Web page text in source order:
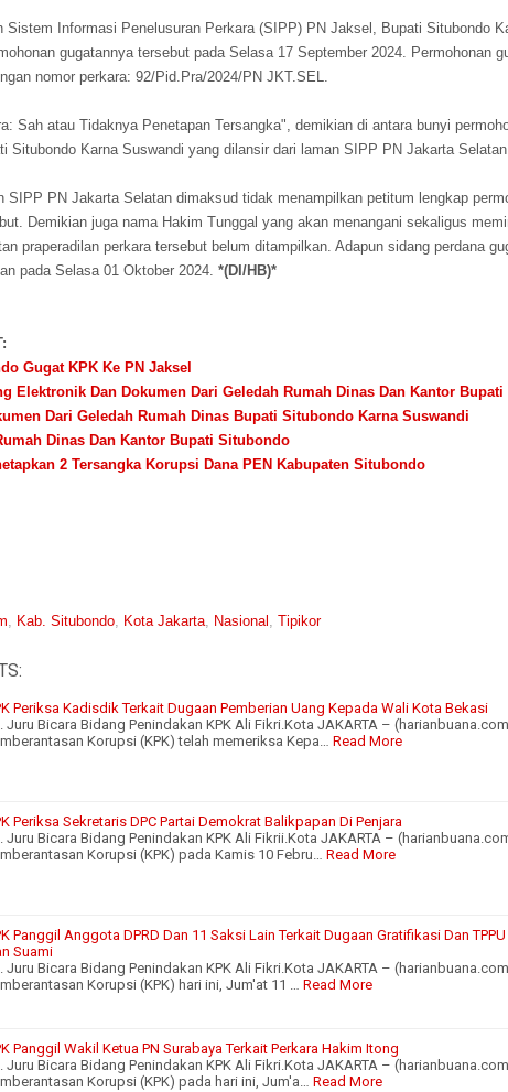
Sistem Informasi Penelusuran Perkara (SIPP) PN Jaksel, Bupati Situbondo
gugatannya tersebut pada Selasa 17 September 2024. Permohonan
nomor perkara: 92/Pid.Pra/2024/PN JKT.SEL.
Sah atau Tidaknya Penetapan Tersangka", demikian di antara bunyi
Situbondo Karna Suswandi yang dilansir dari laman SIPP PN Jakarta
SIPP PN Jakarta Selatan dimaksud tidak menampilkan petitum lengkap
Demikian juga nama Hakim Tunggal yang akan menangani sekaligus
praperadilan perkara tersebut belum ditampilkan. Adapun sidang perdana
pada Selasa 01 Oktober 2024. *(DI/HB)*
Gugat KPK Ke PN Jaksel
Elektronik Dan Dokumen Dari Geledah Rumah Dinas Dan Kantor
Dari Geledah Rumah Dinas Bupati Situbondo Karna Suswandi
Dinas Dan Kantor Bupati Situbondo
2 Tersangka Korupsi Dana PEN Kabupaten Situbondo
, Kab. Situbondo, Kota Jakarta, Nasional , Tipikor
Periksa Kadisdik Terkait Dugaan Pemberian Uang Kepada Wali Kota Bekasi
Juru Bicara Bidang Penindakan KPK Ali Fikri.Kota JAKARTA –
Korupsi (KPK) telah memeriksa Kepa… Read More
Periksa Sekretaris DPC Partai Demokrat Balikpapan Di Penjara
Juru Bicara Bidang Penindakan KPK Ali Fikrii.Kota JAKARTA –
Korupsi (KPK) pada Kamis 10 Febru… Read More
Panggil Anggota DPRD Dan 11 Saksi Lain Terkait Dugaan Gratifikasi Dan
Suami
Juru Bicara Bidang Penindakan KPK Ali Fikri.Kota JAKARTA –
Korupsi (KPK) hari ini, Jum'at 11 … Read More
Panggil Wakil Ketua PN Surabaya Terkait Perkara Hakim Itong
Juru Bicara Bidang Penindakan KPK Ali Fikri.Kota JAKARTA –
Korupsi (KPK) pada hari ini, Jum'a… Read More